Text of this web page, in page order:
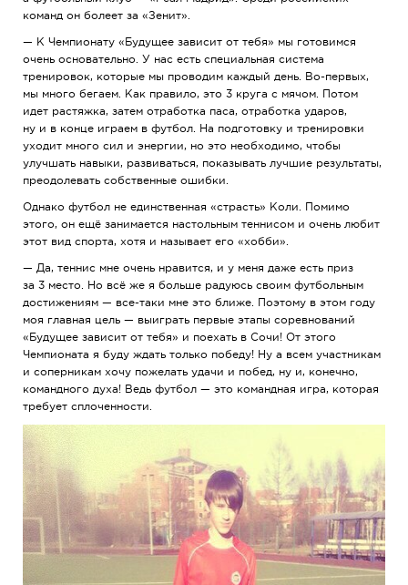
команд он болеет за «Зенит».
— К Чемпионату «Будущее зависит от тебя» мы готовимся
очень основательно. У нас есть специальная система
тренировок, которые мы проводим каждый день. Во-первых,
мы много бегаем. Как правило, это 3 круга с мячом. Потом
идет растяжка, затем отработка паса, отработка ударов,
ну и в конце играем в футбол. На подготовку и тренировки
уходит много сил и энергии, но это необходимо, чтобы
улучшать навыки, развиваться, показывать лучшие результаты,
преодолевать собственные ошибки.
Однако футбол не единственная «страсть» Коли. Помимо
этого, он ещё занимается настольным теннисом и очень любит
этот вид спорта, хотя и называет его «хобби».
— Да, теннис мне очень нравится, и у меня даже есть приз
за 3 место. Но всё же я больше радуюсь своим футбольным
достижениям — все-таки мне это ближе. Поэтому в этом году
моя главная цель — выиграть первые этапы соревнований
«Будущее зависит от тебя» и поехать в Сочи! От этого
Чемпионата я буду ждать только победу! Ну а всем участникам
и соперникам хочу пожелать удачи и побед, ну и, конечно,
командного духа! Ведь футбол — это командная игра, которая
требует сплоченности.